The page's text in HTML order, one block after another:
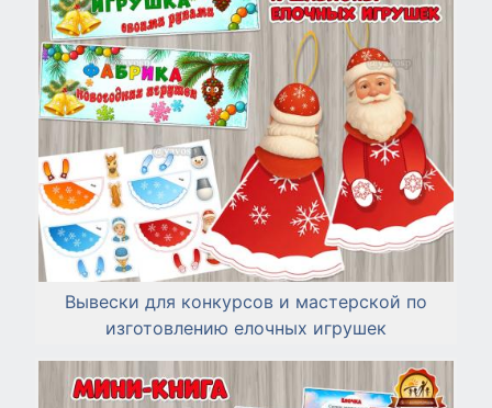
Вывески для конкурсов и мастерской по
изготовлению елочных игрушек